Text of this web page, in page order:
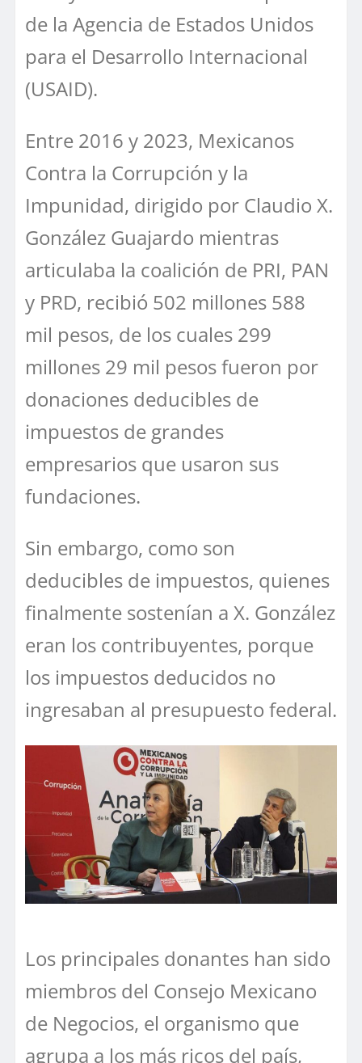
de la Agencia de Estados Unidos
para el Desarrollo Internacional
(USAID).
Entre 2016 y 2023, Mexicanos
Contra la Corrupción y la
Impunidad, dirigido por Claudio X.
González Guajardo mientras
articulaba la coalición de PRI, PAN
y PRD, recibió 502 millones 588
mil pesos, de los cuales 299
millones 29 mil pesos fueron por
donaciones deducibles de
impuestos de grandes
empresarios que usaron sus
fundaciones.
Sin embargo, como son
deducibles de impuestos, quienes
finalmente sostenían a X. González
eran los contribuyentes, porque
los impuestos deducidos no
ingresaban al presupuesto federal.
Los principales donantes han sido
miembros del Consejo Mexicano
de Negocios, el organismo que
agrupa a los más ricos del país,